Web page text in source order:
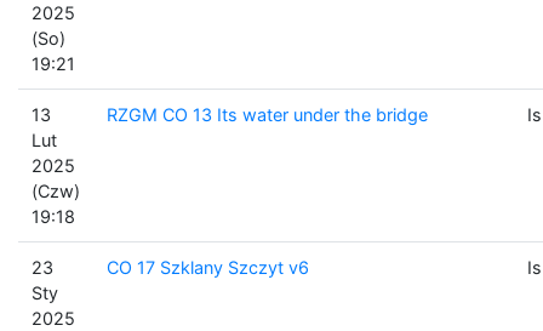
2025
(So)
19:21
13
Lut
2025
(Czw)
19:18
RZGM CO 13 Its water under the bridge
23
Sty
2025
CO 17 Szklany Szczyt v6